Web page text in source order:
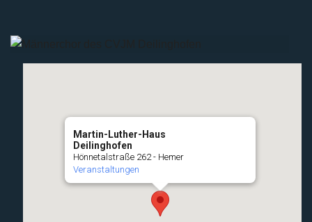
Martin-Luther-Haus
Deilinghofen
Hönnetalstraße 262 - Hemer
Veranstaltungen